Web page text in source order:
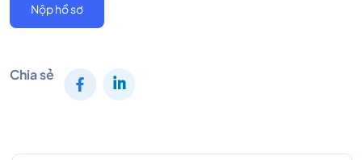
Nộp hồ sơ
Chia sẻ